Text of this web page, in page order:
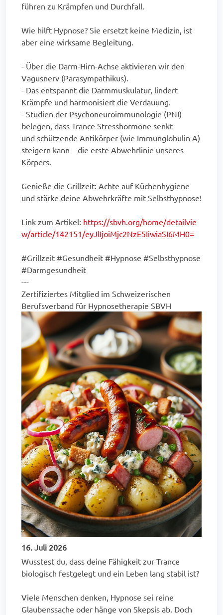
führen zu Krämpfen und Durchfall.
Wie hilft Hypnose? Sie ersetzt keine Medizin, ist
aber eine wirksame Begleitung.
- Über die Darm-Hirn-Achse aktivieren wir den
Vagusnerv (Parasympathikus).
- Das entspannt die Darmmuskulatur, lindert
Krämpfe und harmonisiert die Verdauung.
- Studien der Psychoneuroimmunologie (PNI)
belegen, dass Trance Stresshormone senkt
und schützende Antikörper (wie Immunglobulin A)
steigern kann – die erste Abwehrlinie unseres
Körpers.
Genieße die Grillzeit: Achte auf Küchenhygiene
und stärke deine Abwehrkräfte mit Selbsthypnose!
Link zum Artikel: https://sbvh.org/home/detailvie
w/article/142151/eyJlIjoiMjc2NzE5IiwiaSI6MH0=
#Grillzeit #Gesundheit #Hypnose #Selbsthypnose
#Darmgesundheit
---
Zertifiziertes Mitglied im Schweizerischen
Berufsverband für Hypnosetherapie SBVH
16. Juli 2026
Wusstest du, dass deine Fähigkeit zur Trance
biologisch festgelegt und ein Leben lang stabil ist?
Viele Menschen denken, Hypnose sei reine
Glaubenssache oder hänge von Skepsis ab. Doch